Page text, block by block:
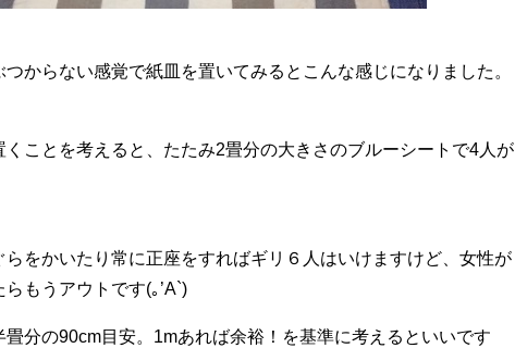
からない感覚で紙皿を置いてみるとこんな感じになりました。
ことを考えると、たたみ2畳分の大きさのブルーシートで4人が
をかいたり常に正座をすればギリ６人はいけますけど、女性が
もうアウトです(｡’A`)
分の90cm目安。1mあれば余裕！を基準に考えるといいです